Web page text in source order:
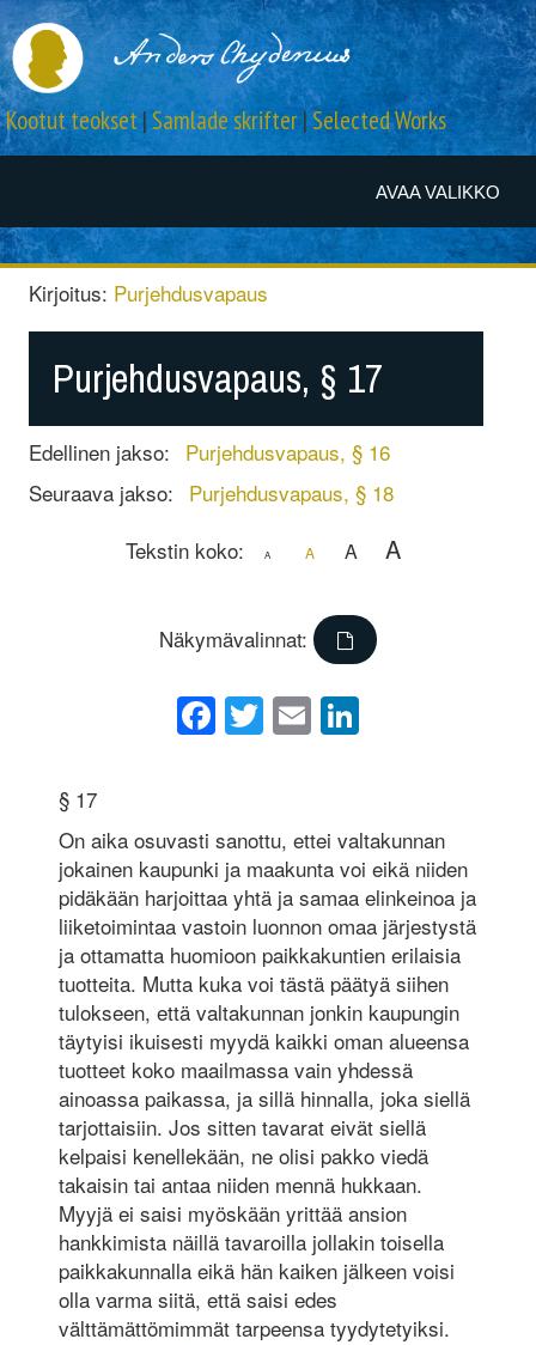
AVAA VALIKKO
Kootut teokset|Samlade skrifter|Selected Works
Kirjoitus: Purjehdusvapaus
Purjehdusvapaus, § 17
Edellinen jakso: Purjehdusvapaus, § 16
Seuraava jakso: Purjehdusvapaus, § 18
Tekstin koko:
A A A A
Näkymävalinnat:
Facebook
Twitter
Email
§ 17
On aika osuvasti sanottu, ettei valtakunnan
jokainen kaupunki ja maakunta voi eikä niiden
pidäkään harjoittaa yhtä ja samaa elinkeinoa ja
liiketoimintaa vastoin luonnon omaa järjestystä
ja ottamatta huomioon paikkakuntien erilaisia
tuotteita. Mutta kuka voi tästä päätyä siihen
tulokseen, että valtakunnan jonkin kaupungin
täytyisi ikuisesti myydä kaikki oman alueensa
tuotteet koko maailmassa vain yhdessä
ainoassa paikassa, ja sillä hinnalla, joka siellä
tarjottaisiin. Jos sitten tavarat eivät siellä
kelpaisi kenellekään, ne olisi pakko viedä
takaisin tai antaa niiden mennä hukkaan.
Myyjä ei saisi myöskään yrittää ansion
hankkimista näillä tavaroilla jollakin toisella
paikkakunnalla eikä hän kaiken jälkeen voisi
olla varma siitä, että saisi edes
välttämättömimmät tarpeensa tyydytetyiksi.